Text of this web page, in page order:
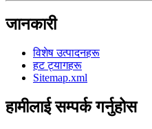
जानकारी
विशेष उत्पादनहरू
हट ट्यागहरू
Sitemap.xml
हामीलाई सम्पर्क गर्नुहोस